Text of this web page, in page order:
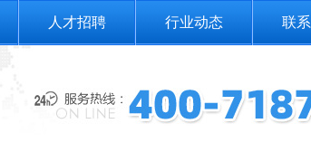
人才招聘 行业动态 联